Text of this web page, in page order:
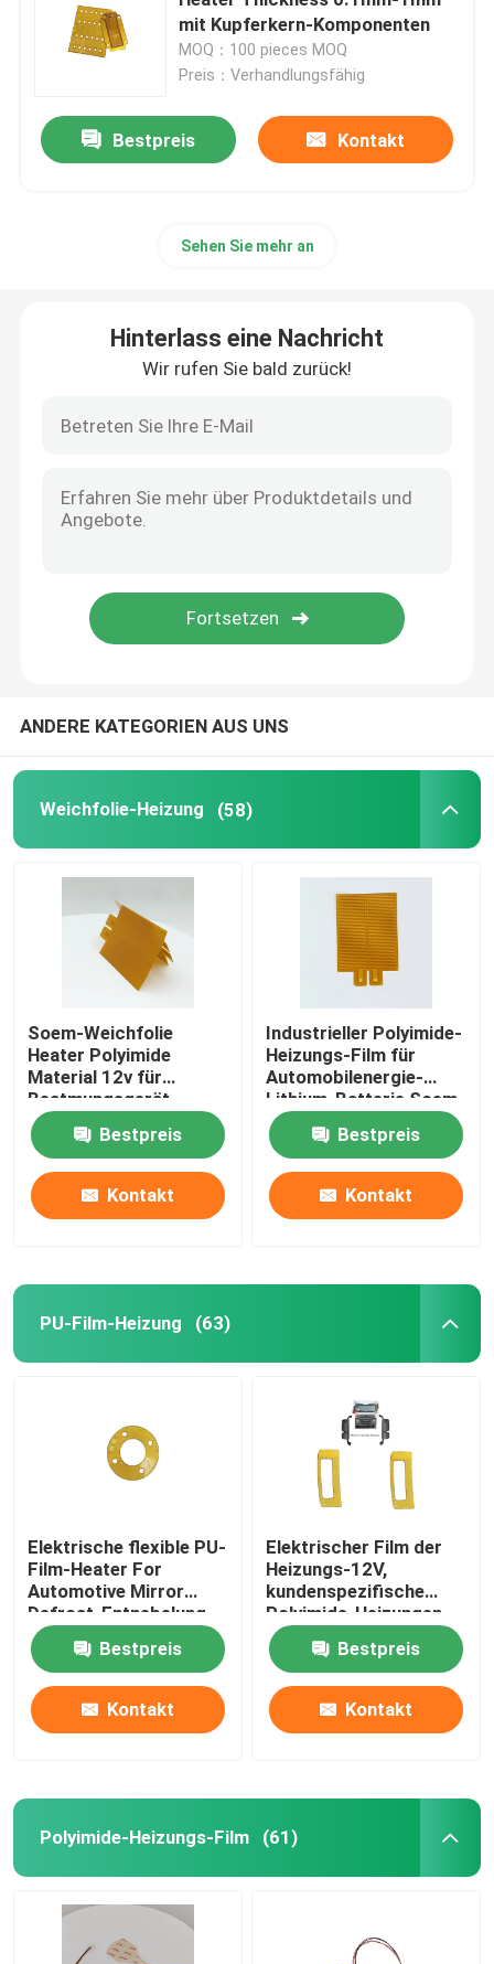
Polyimide-Heizungs-Film
Flexible Heizungs-Auflage
Kundenspezifische flexible Heizung
Polyimide-flexible Heizungen
mit Kupferkern-Komponenten
MOQ：100 pieces MOQ
Preis：Verhandlungsfähig
Bestpreis Kontakt
Sehen Sie mehr an
Hinterlass eine Nachricht
Wir rufen Sie bald zurück!
ANDERE KATEGORIEN AUS UNS
Weichfolie-Heizung (58)
Soem-Weichfolie
Heater Polyimide
Material 12v für
Beatmungsgerät
Bestpreis
Kontakt
Industrieller Polyimide-
Heizungs-Film für
Automobilenergie-
Lithium-Batterie Soem-
ODM
Bestpreis
Kontakt
PU-Film-Heizung (63)
Elektrische flexible PU-
Film-Heater For
Automotive Mirror
Defrost-Entnebelung
Bestpreis
Kontakt
Elektrischer Film der
Heizungs-12V,
kundenspezifische
Polyimide-Heizungen
für Automobilspiegel-
Heizung Bestpreis
Kontakt
Polyimide-Heizungs-Film (61)